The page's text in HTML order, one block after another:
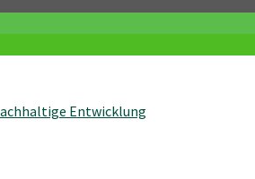
Entwicklung